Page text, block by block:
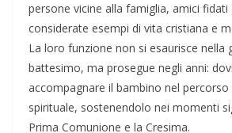
persone vicine alla famiglia, amici
considerate esempi di vita cristiana e
La loro funzione non si esaurisce nella
battesimo, ma prosegue negli anni:
accompagnare il bambino nel percorso
spirituale, sostenendolo nei momenti
Prima Comunione e la Cresima.